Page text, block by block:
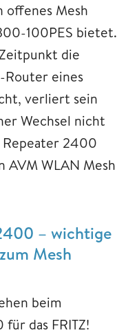
Mesh
100PES bietet.
die
Router eines
verliert sein
Wechsel nicht
Repeater 2400
WLAN Mesh
– wichtige
Mesh
beim
das FRITZ!